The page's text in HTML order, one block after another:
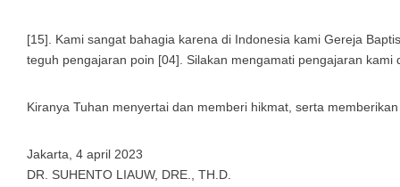
[15]. Kami sangat bahagia karena di Indonesia kami Gereja
teguh pengajaran poin [04]. Silakan mengamati pengajaran
Kiranya Tuhan menyertai dan memberi hikmat, serta
Jakarta, 4 april 2023
DR. SUHENTO LIAUW, DRE., TH.D.